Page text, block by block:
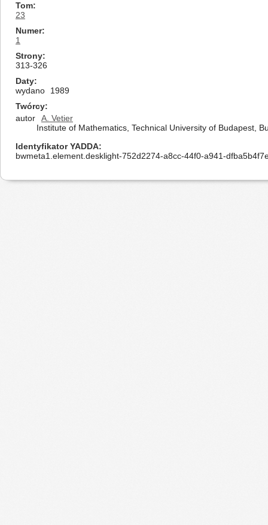
Tom
23
Numer
1
Strony
313-326
Daty
wydano
1989
Twórcy
autor
A. Vetier
Institute of Mathematics, Technical University of Budapest,
Identyfikator YADDA
bwmeta1.element.desklight-752d2274-a8cc-44f0-a941-